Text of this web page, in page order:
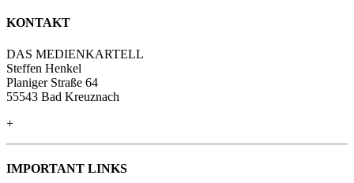
KONTAKT
DAS MEDIENKARTELL
Steffen Henkel
Planiger Straße 64
55543 Bad Kreuznach
+
IMPORTANT LINKS